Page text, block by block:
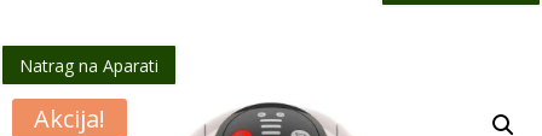
Natrag na Aparati
Akcija!